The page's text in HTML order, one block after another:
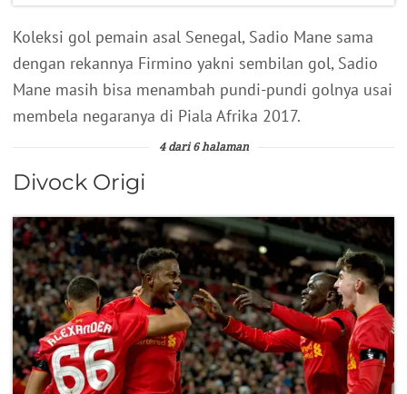
Koleksi gol pemain asal Senegal, Sadio Mane sama
dengan rekannya Firmino yakni sembilan gol, Sadio
Mane masih bisa menambah pundi-pundi golnya usai
membela negaranya di Piala Afrika 2017.
4 dari 6 halaman
Divock Origi